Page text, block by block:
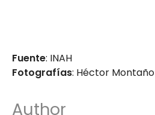
Fuente: INAH
Fotografías: Héctor Montaño
Author